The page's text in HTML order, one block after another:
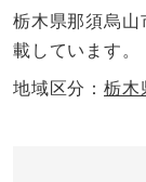
栃木県那須烏山
載しています。
地域区分： 栃木